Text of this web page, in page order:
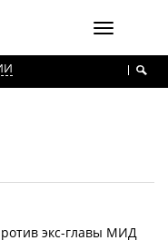
Включить
экс-главы МИД